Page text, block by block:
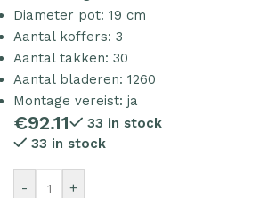
Diameter pot: 19 cm
Aantal koffers: 3
Aantal takken: 30
Aantal bladeren: 1260
Montage vereist: ja
€92.11
33 in stock
33 in stock
- +